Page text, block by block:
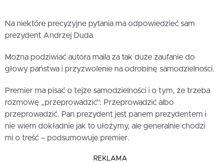
Na niektóre precyzyjne pytania ma odpowiedzieć sam
prezydent Andrzej Duda.
Można podziwiać autora maila za tak duże zaufanie do
głowy państwa i przyzwolenie na odrobinę samodzielności.
Premier ma pisać o tejże samodzielności i o tym, że trzeba
rozmowę „przeprowadzić”: Przeprowadzić albo
przeprowadzić. Pan prezydent jest panem prezydentem i
nie wiem dokładnie jak to ułożymy, ale generalnie chodzi
mi o treść – podsumowuje premier.
REKLAMA